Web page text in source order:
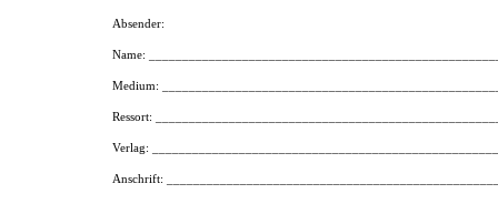
Absender:
Name:
Medium:
Ressort:
Verlag:
Anschrift: